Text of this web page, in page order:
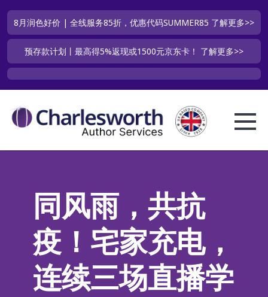
8月润色好价 | 全线服务85折，优惠代码SUMMER85 了解更多>>
预存款计划丨最高得5%返现或1500元京东卡！ 了解更多>>
同风雨，共抗
疫！宅家充电，
连续三场直播学